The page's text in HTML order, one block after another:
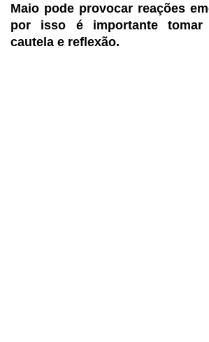
Maio pode provocar reações
por isso é importante tomar
cautela e reflexão.